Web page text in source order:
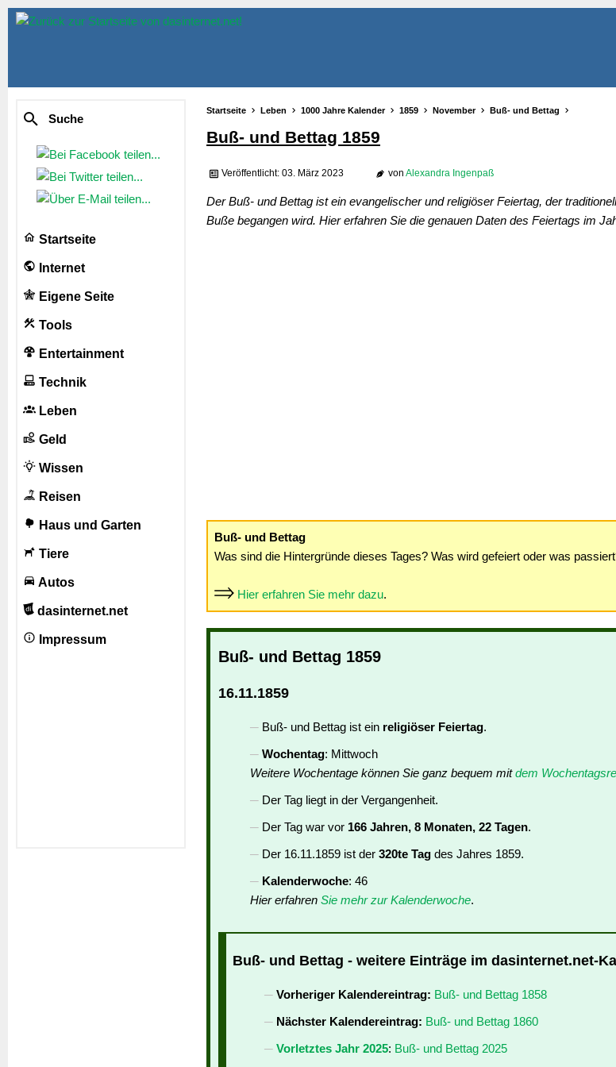
Suche
Startseite
Internet
Eigene Seite
Tools
Entertainment
Technik
Leben
Geld
Wissen
Reisen
Haus und Garten
Tiere
Autos
dasinternet.net
Impressum
Startseite Leben 1000 Jahre Kalender 1859 November Buß- und Bettag
Buß- und Bettag 1859
Veröffentlicht: 03. März 2023 von Alexandra Ingenpaß
Der Buß- und Bettag ist ein evangelischer und religiöser Feiertag, der
Buße begangen wird. Hier erfahren Sie die genauen Daten des Feiertags im
Buß- und Bettag
Was sind die Hintergründe dieses Tages? Was wird gefeiert oder was
Hier erfahren Sie mehr dazu.
Buß- und Bettag 1859
16.11.1859
Buß- und Bettag ist ein religiöser Feiertag.
Wochentag: Mittwoch
Weitere Wochentage können Sie ganz bequem mitdem
Der Tag liegt in der Vergangenheit.
Der Tag war vor 166 Jahren, 8 Monaten, 22 Tagen.
Der 16.11.1859 ist der 320te Tag des Jahres 1859.
Kalenderwoche: 46
Hier erfahren Sie mehr zur Kalenderwoche.
Buß- und Bettag - weitere Einträge im dasinternet.net-
Vorheriger Kalendereintrag: Buß- und Bettag 1858
Nächster Kalendereintrag: Buß- und Bettag 1860
Vorletztes Jahr 2025: Buß- und Bettag 2025